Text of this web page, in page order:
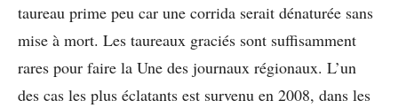
taureau prime peu car une corrida serait dénaturée sans
mise à mort. Les taureaux graciés sont suffisamment
rares pour faire la Une des journaux régionaux. L’un
des cas les plus éclatants est survenu en 2008, dans les